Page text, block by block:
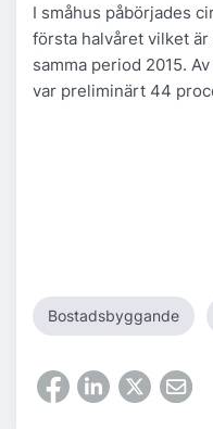
I småhus påbörjades
första halvåret vilket
samma period 2015.
var preliminärt 44
Bostadsbyggande